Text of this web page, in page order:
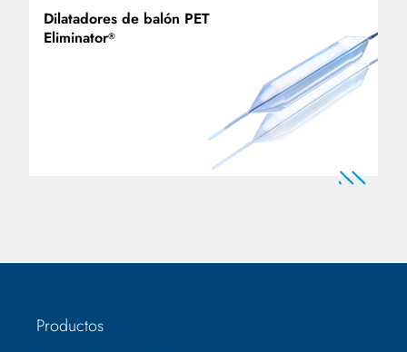
Dilatadores de balón PET
Eliminator®
Productos